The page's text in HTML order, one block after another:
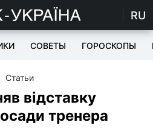
RU
СОВЕТЫ ГОРОСКОПЫ
Статьи
відставку
тренера